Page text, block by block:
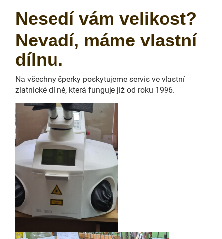
Nesedí vám velikost?
Nevadí, máme vlastní
dílnu.
Na všechny šperky poskytujeme servis ve vlastní
zlatnické dílně, která funguje již od roku 1996.